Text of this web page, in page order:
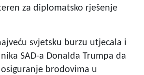
za diplomatsko rješenje
svjetsku burzu utjecala i
SAD-a Donalda Trumpa da
brodovima u